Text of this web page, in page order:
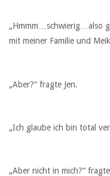
„Hmmm…schwierig…also
mit meiner Familie und
„Aber?“ fragte Jen.
„Ich glaube ich bin total
„Aber nicht in mich?“